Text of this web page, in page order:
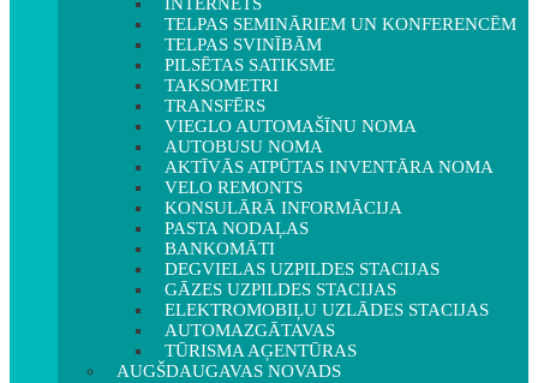
TELPAS SEMINĀRIEM UN KONFERENCĒM
TELPAS SVINĪBĀM
PILSĒTAS SATIKSME
TAKSOMETRI
TRANSFĒRS
VIEGLO AUTOMAŠĪNU NOMA
AUTOBUSU NOMA
AKTĪVĀS ATPŪTAS INVENTĀRA NOMA
VELO REMONTS
KONSULĀRĀ INFORMĀCIJA
PASTA NODAĻAS
BANKOMĀTI
DEGVIELAS UZPILDES STACIJAS
GĀZES UZPILDES STACIJAS
ELEKTROMOBIĻU UZLĀDES STACIJAS
AUTOMAZGĀTAVAS
TŪRISMA AĢENTŪRAS
AUGŠDAUGAVAS NOVADS